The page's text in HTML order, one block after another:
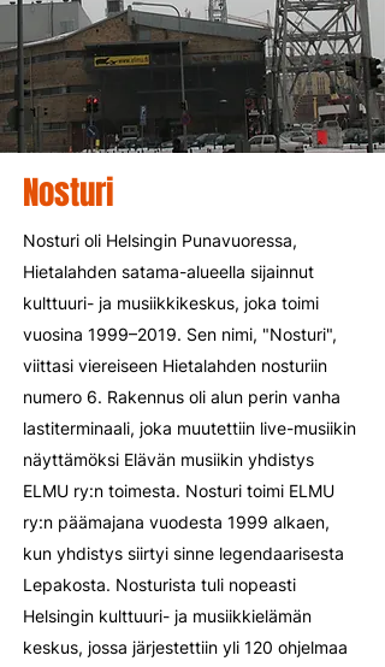
Nosturi
Nosturi oli Helsingin Punavuoressa,
Hietalahden satama-alueella sijainnut
kulttuuri- ja musiikkikeskus, joka toimi
vuosina 1999–2019. Sen nimi, "Nosturi",
viittasi viereiseen Hietalahden nosturiin
numero 6. Rakennus oli alun perin vanha
lastiterminaali, joka muutettiin live-musiikin
näyttämöksi Elävän musiikin yhdistys
ELMU ry:n toimesta. Nosturi toimi ELMU
ry:n päämajana vuodesta 1999 alkaen,
kun yhdistys siirtyi sinne legendaarisesta
Lepakosta. Nosturista tuli nopeasti
Helsingin kulttuuri- ja musiikkielämän
keskus, jossa järjestettiin yli 120 ohjelmaa